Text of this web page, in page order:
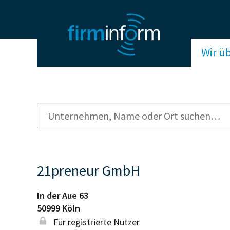
Wir
21preneur GmbH
In der Aue 63
50999 Köln
Für registrierte Nutzer